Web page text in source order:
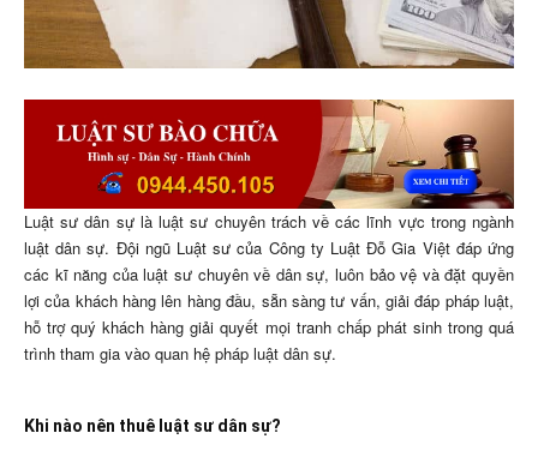
Luật sư dân sự là luật sư chuyên trách về các lĩnh vực trong ngành
luật dân sự. Đội ngũ Luật sư của Công ty Luật Đỗ Gia Việt đáp ứng
các kĩ năng của luật sư chuyên về dân sự, luôn bảo vệ và đặt quyền
lợi của khách hàng lên hàng đầu, sẵn sàng tư vấn, giải đáp pháp luật,
hỗ trợ quý khách hàng giải quyết mọi tranh chấp phát sinh trong quá
trình tham gia vào quan hệ pháp luật dân sự.
Khi nào nên thuê luật sư dân sự?